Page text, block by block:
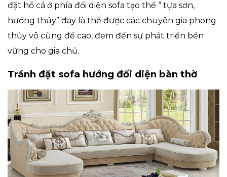
đặt hồ cá ở phía đối diện sofa tạo thế “ tựa sơn,
hướng thủy” đay là thế được các chuyên gia phong
thủy vô cùng đề cao, đem đến sự phát triển bền
vững cho gia chủ.
Tránh đặt sofa hướng đối diện bàn thờ